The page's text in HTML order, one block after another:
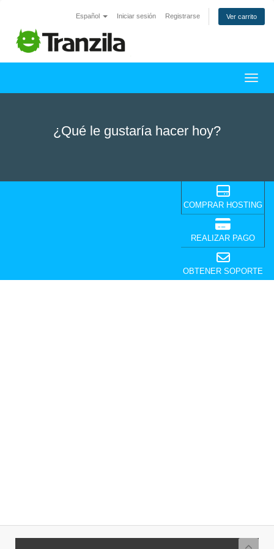
Español Iniciar sesión Registrarse Ver carrito
¿Qué le gustaría hacer hoy?
COMPRAR HOSTING
REALIZAR PAGO
OBTENER SOPORTE